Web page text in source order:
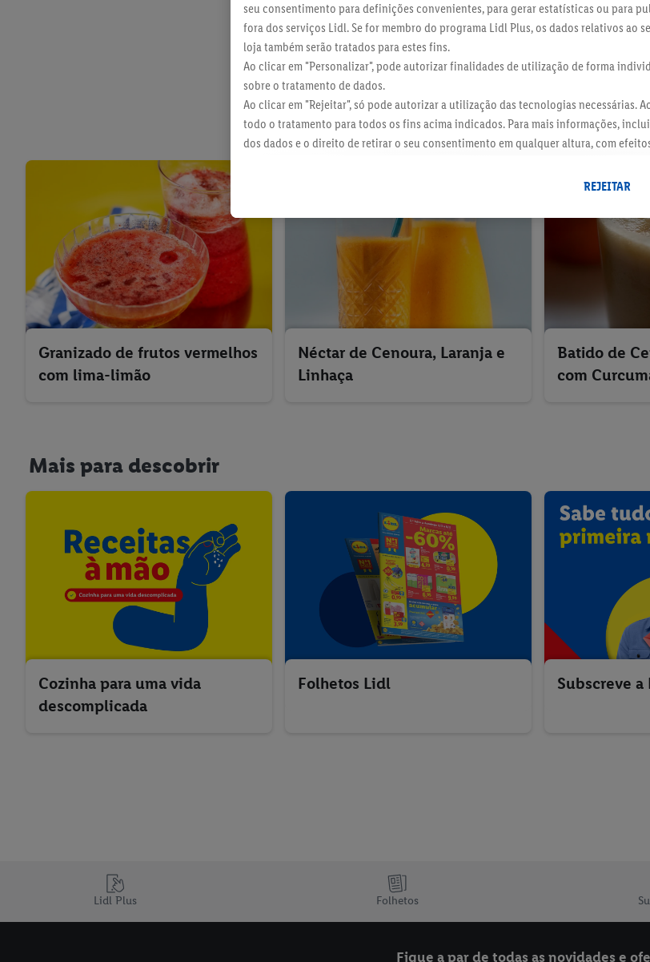
Panquecas combinam
Granizado de frutos vermelhos
com lima-limão
Néctar de Cenoura, Laranja e
Linhaça
Batido de
com
Mais para descobrir
Cozinha para uma vida
descomplicada
Folhetos Lidl Subscreve
Lidl Plus Folhetos
Fique a par de todas as novidades e
seu consentimento para definições convenientes, para gerar estatísticas ou para
fora dos serviços Lidl. Se for membro do programa Lidl Plus, os dados relativos ao
loja também serão tratados para estes fins.
Ao clicar em "Personalizar", pode autorizar finalidades de utilização de forma
sobre o tratamento de dados.
Ao clicar em "Rejeitar", só pode autorizar a utilização das tecnologias necessárias.
todo o tratamento para todos os fins acima indicados. Para mais informações,
dos dados e o direito de retirar o seu consentimento em qualquer altura, com
REJEITAR